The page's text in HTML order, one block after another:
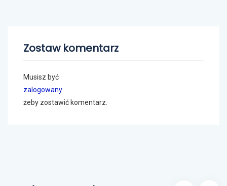
Zostaw komentarz
Musisz być
zalogowany
żeby zostawić komentarz.